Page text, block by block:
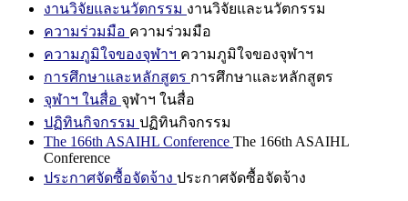
งานวิจัยและนวัตกรรม งานวิจัยและนวัตกรรม
ความร่วมมือ ความร่วมมือ
ความภูมิใจของจุฬาฯ ความภูมิใจของจุฬาฯ
การศึกษาและหลักสูตร การศึกษาและหลักสูตร
จุฬาฯ ในสื่อ จุฬาฯ ในสื่อ
ปฏิทินกิจกรรม ปฏิทินกิจกรรม
The 166th ASAIHL Conference The 166th ASAIHL
Conference
ประกาศจัดซื้อจัดจ้าง ประกาศจัดซื้อจัดจ้าง